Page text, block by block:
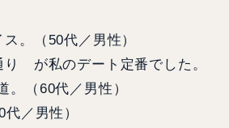
。（50代／男性）
り が私のデート定番でした。
。（60代／男性）
／男性）